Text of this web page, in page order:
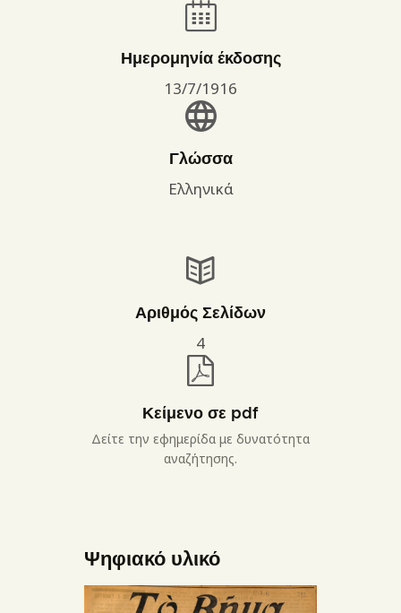
Ημερομηνία έκδοσης
13/7/1916
Γλώσσα
Ελληνικά
Αριθμός Σελίδων
4
Κείμενο σε pdf
Δείτε την εφημερίδα με δυνατότητα
αναζήτησης.
Ψηφιακό υλικό